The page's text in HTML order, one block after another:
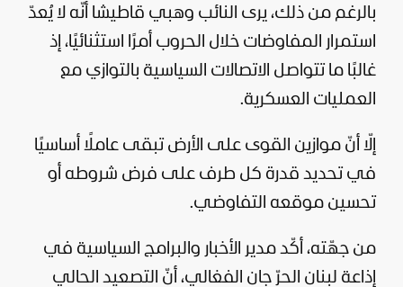
بالرغم من ذلك، يرى النائب وهبي قاطيشا أنّه لا يُعدّ
استمرار المفاوضات خلال الحروب أمرًا استثنائيًا، إذ
غالبًا ما تتواصل الاتصالات السياسية بالتوازي مع
العمليات العسكرية.
إلّا أنّ موازين القوى على الأرض تبقى عاملًا أساسيًا
في تحديد قدرة كل طرف على فرض شروطه أو
تحسين موقعه التفاوضي.
من جهّته، أكّد مدير الأخبار والبرامج السياسية في
إذاعة لبنان الحرّ جان الفغالي، أنّ التصعيد الحالي